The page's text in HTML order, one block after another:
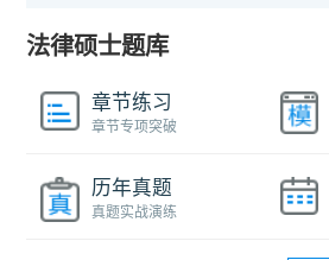
法律硕士题库
章节练习
章节专项突破
历年真题
真题实战演练